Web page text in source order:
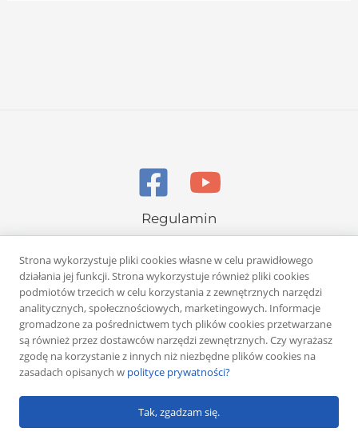
Regulamin
Copyright © 2026 Rafał Żuber
Strona wykorzystuje pliki cookies własne w celu prawidłowego
działania jej funkcji. Strona wykorzystuje również pliki cookies
podmiotów trzecich w celu korzystania z zewnętrznych narzędzi
analitycznych, społecznościowych, marketingowych. Informacje
gromadzone za pośrednictwem tych plików cookies przetwarzane
są również przez dostawców narzędzi zewnętrznych. Czy wyrażasz
zgodę na korzystanie z innych niż niezbędne plików cookies na
zasadach opisanych w polityce prywatności?
Tak, zgadzam się.